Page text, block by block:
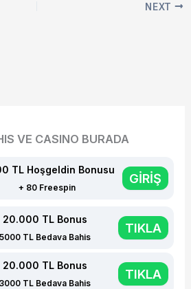
NEXT
VE CASINO BURADA
TL Hoşgeldin Bonusu
+ 80 Freespin
GİRİŞ
20.000 TL Bonus
5000 TL Bedava Bahis
TIKLA
20.000 TL Bonus
3000 TL Bedava Bahis
TIKLA